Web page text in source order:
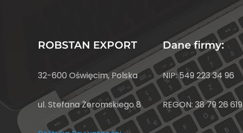
ROBSTAN EXPORT
32-600 Oświęcim, Polska
ul. Stefana Żeromskiego 8
Dane firmy:
NIP: 549 223 34 96
REGON: 38 79 26 619